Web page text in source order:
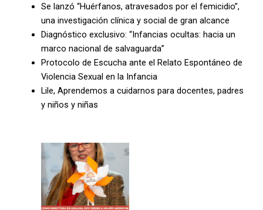
Se lanzó “Huérfanos, atravesados por el femicidio”,
una investigación clínica y social de gran alcance
Diagnóstico exclusivo: “Infancias ocultas: hacia un
marco nacional de salvaguarda”
Protocolo de Escucha ante el Relato Espontáneo de
Violencia Sexual en la Infancia
Lile, Aprendemos a cuidarnos para docentes, padres
y niños y niñas